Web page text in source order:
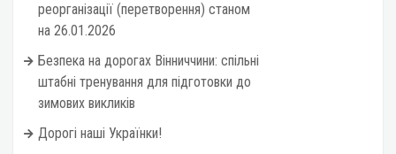
реорганізації (перетворення) станом
на 26.01.2026
Безпека на дорогах Вінниччини: спільні
штабні тренування для підготовки до
зимових викликів
Дорогі наші Українки!